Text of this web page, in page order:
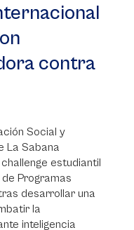
contra
Social y
La Sabana
estudiantil
Programas
desarrollar una
la
inteligencia